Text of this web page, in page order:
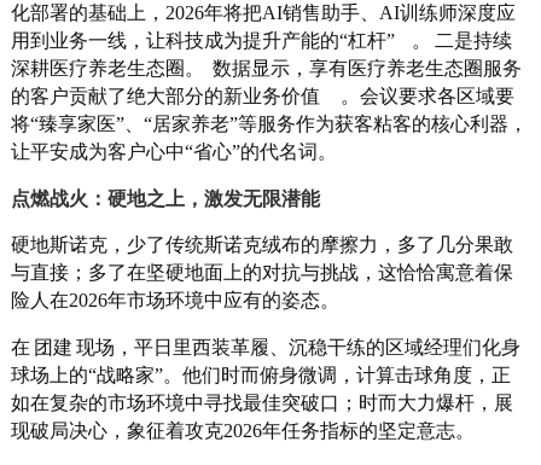
化部署的基础上，2026年将把AI销售助手、AI训练师深度应
用到业务一线，让科技成为提升产能的“杠杆”
。
二是持续
深耕医疗养老生态圈。
数据显示，享有医疗养老生态圈服务
的客户贡献了绝大部分的新业务价值
。会议要求各区域要
将“臻享家医”、“居家养老”等服务作为获客粘客的核心利器，
让平安成为客户心中“省心”的代名词。
点燃战火：硬地之上，激发无限潜能
硬地斯诺克，少了传统斯诺克绒布的摩擦力，多了几分果敢
与直接；多了在坚硬地面上的对抗与挑战，这恰恰寓意着保
险人在2026年市场环境中应有的姿态。
在 团建 现场，平日里西装革履、沉稳干练的区域经理们化身
球场上的“战略家”。他们时而俯身微调，计算击球角度，正
如在复杂的市场环境中寻找最佳突破口；时而大力爆杆，展
现破局决心，象征着攻克2026年任务指标的坚定意志。